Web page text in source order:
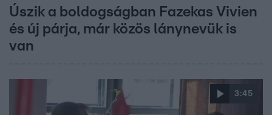
Úszik a boldogságban Fazekas Vivien
és új párja, már közös lánynevük is
van
3:45